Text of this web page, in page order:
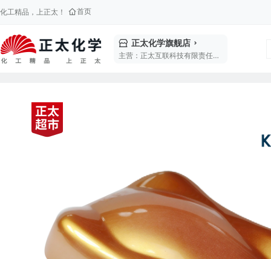
化工精品，上正太！ 首页
正太化学旗舰店
主营：正太互联科技有限责任公司是坤彩科技(603826)旗下全资控股公司，总部坐落于福州北斗小镇，致力于构建产业生态基础设施，打造全球领先的精细化工产业互联网服务平台。